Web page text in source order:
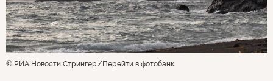
© РИА Новости Стрингер Перейти в фотобанк